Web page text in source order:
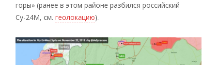
горы» (ранее в этом районе разбился российский
Су-24М, см. геолокацию).